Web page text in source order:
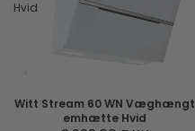
Hvid
Witt Stream 60 WN Væghængt
emhætte Hvid